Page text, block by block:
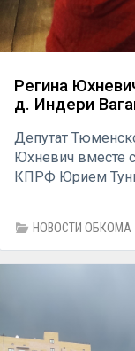
Регина
д. Индери
Депутат
Юхневич вместе
КПРФ Юрием
НОВОСТИ ОБКОМА